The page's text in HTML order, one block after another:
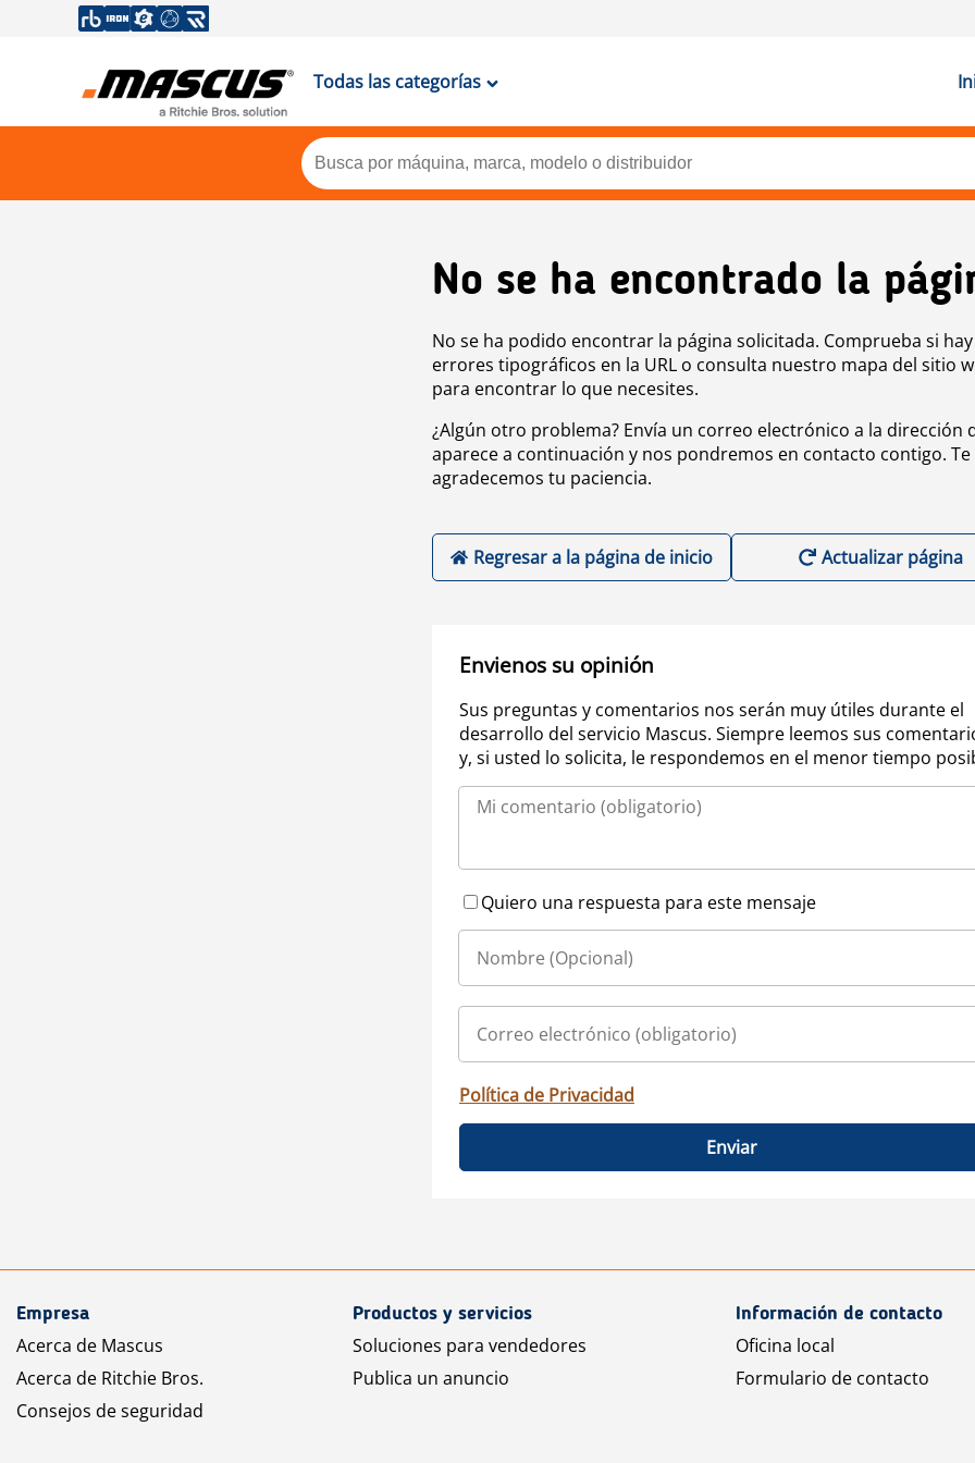
Todas las categorías
No se ha encontrado la
No se ha podido encontrar la página solicitada. Comprueba si hay
errores tipográficos en la URL o consulta nuestro mapa del sitio
para encontrar lo que necesites.
¿Algún otro problema? Envía un correo electrónico a la dirección
aparece a continuación y nos pondremos en contacto contigo. Te
agradecemos tu paciencia.
Regresar a la página de inicio Actualizar página
Envienos su opinión
Sus preguntas y comentarios nos serán muy útiles durante el
desarrollo del servicio Mascus. Siempre leemos sus
y, si usted lo solicita, le respondemos en el menor tiempo
Quiero una respuesta para este mensaje
Política de Privacidad
Enviar
Empresa
Acerca de Mascus
Acerca de Ritchie Bros.
Consejos de seguridad
Productos y servicios
Soluciones para vendedores
Publica un anuncio
Información de contacto
Oficina local
Formulario de contacto